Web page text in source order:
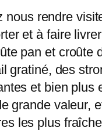
rendre
et à faire
pan et
gratiné, des
et bien
grande valeur,
les plus